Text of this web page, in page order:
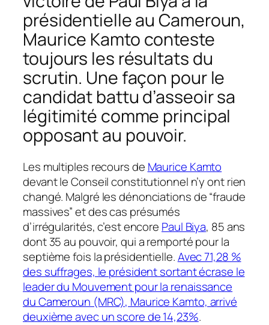
présidentielle au Cameroun,
Maurice Kamto conteste
toujours les résultats du
scrutin. Une façon pour le
candidat battu d’asseoir sa
légitimité comme principal
opposant au pouvoir.
Les multiples recours de Maurice Kamto
devant le Conseil constitutionnel n’y ont rien
changé. Malgré les dénonciations de “fraude
massives” et des cas présumés
d’irrégularités, c’est encore Paul Biya, 85 ans
dont 35 au pouvoir, qui a remporté pour la
septième fois la présidentielle.Avec 71,28 %
des suffrages, le président sortant écrase le
leader du Mouvement pour la renaissance
du Cameroun (MRC), Maurice Kamto, arrivé
deuxième avec un score de 14,23%.